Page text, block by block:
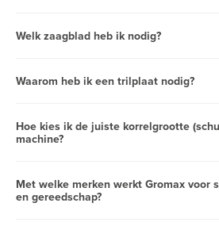
Welk zaagblad heb ik nodig?
Waarom heb ik een trilplaat nodig?
Hoe kies ik de juiste korrelgrootte
machine?
Met welke merken werkt Gromax voor
en gereedschap?